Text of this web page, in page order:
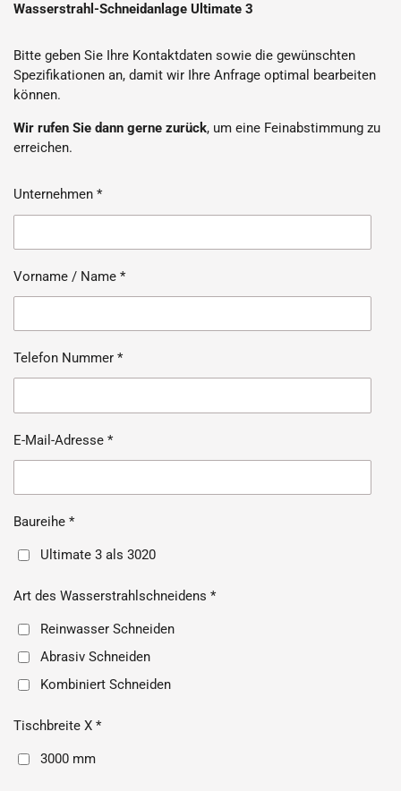
Wasserstrahl-Schneidanlage Ultimate 3
Bitte geben Sie Ihre Kontaktdaten sowie die gewünschten
Spezifikationen an, damit wir Ihre Anfrage optimal bearbeiten
können.
Wir rufen Sie dann gerne zurück, um eine Feinabstimmung zu
erreichen.
Unternehmen *
Vorname / Name *
Telefon Nummer *
E-Mail-Adresse *
Baureihe *
Ultimate 3 als 3020
Art des Wasserstrahlschneidens *
Reinwasser Schneiden
Abrasiv Schneiden
Kombiniert Schneiden
Tischbreite X *
3000 mm